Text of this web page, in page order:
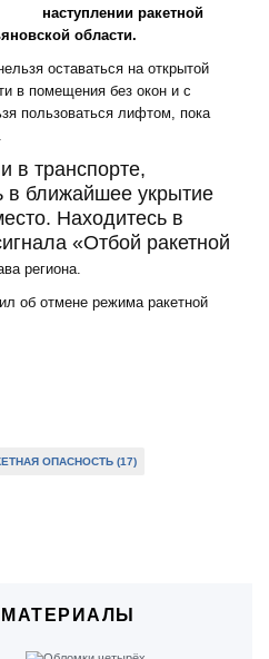
наступлении ракетной
области.
оставаться на открытой
в помещения без окон и с
пользоваться лифтом, пока
в транспорте,
в ближайшее укрытие
Находитесь в
«Отбой ракетной
региона.
об отмене режима ракетной
ОПАСНОСТЬ (17)